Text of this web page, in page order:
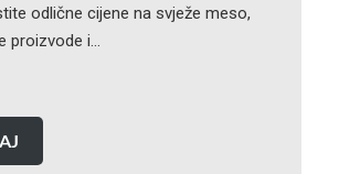
odlične cijene na svježe meso,
proizvode i…